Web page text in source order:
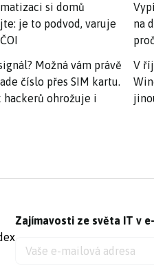
si domů
je to podvod, varuje
Možná vám právě
číslo přes SIM kartu.
hackerů ohrožuje i
na
V
Zajímavosti ze světa IT v